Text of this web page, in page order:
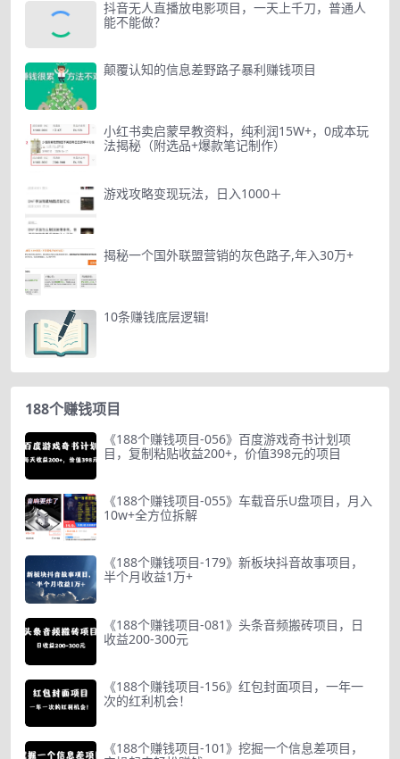
抖音无人直播放电影项目，一天上千刀，普通人
能不能做？
颠覆认知的信息差野路子暴利赚钱项目
小红书卖启蒙早教资料，纯利润15W+，0成本玩
法揭秘（附选品+爆款笔记制作）
游戏攻略变现玩法，日入1000＋
揭秘一个国外联盟营销的灰色路子,年入30万+
10条赚钱底层逻辑!
188个赚钱项目
《188个赚钱项目-056》百度游戏奇书计划项
目，复制粘贴收益200+，价值398元的项目
《188个赚钱项目-055》车载音乐U盘项目，月入
10w+全方位拆解
《188个赚钱项目-179》新板块抖音故事项目，
半个月收益1万+
《188个赚钱项目-081》头条音频搬砖项目，日
收益200-300元
《188个赚钱项目-156》红包封面项目，一年一
次的红利机会！
《188个赚钱项目-101》挖掘一个信息差项目，